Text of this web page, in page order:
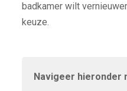
badkamer wilt
keuze.
Navigeer hieronder